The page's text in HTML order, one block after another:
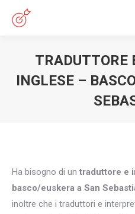
TRADUTTORE
INGLESE –
Ha bisogno di un traduttore e
basco/euskera a San
inoltre che i traduttori e